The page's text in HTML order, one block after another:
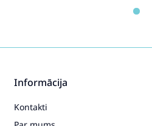
Informācija
Kontakti